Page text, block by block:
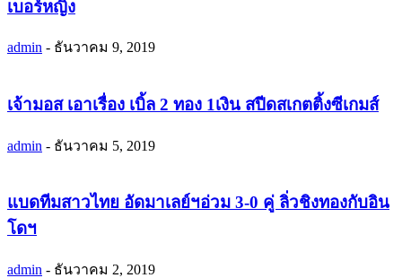
เบอร์หญิง
admin - ธันวาคม 9, 2019
เจ้ามอส เอาเรื่อง เบิ้ล 2 ทอง 1เงิน สปีดสเกตติ้งซีเกมส์
admin - ธันวาคม 5, 2019
แบดทีมสาวไทย อัดมาเลย์ฯอ่วม 3-0 คู่ ลิ่วชิงทองกับอิน
โดฯ
admin - ธันวาคม 2, 2019